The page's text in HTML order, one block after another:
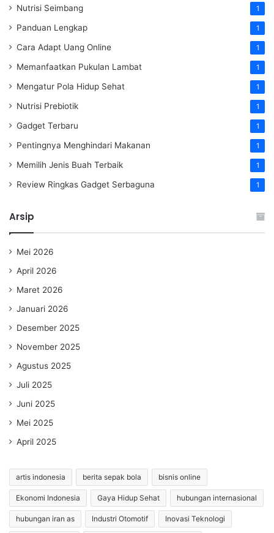
Nutrisi Seimbang 1
Panduan Lengkap 1
Cara Adapt Uang Online 1
Memanfaatkan Pukulan Lambat 1
Mengatur Pola Hidup Sehat 1
Nutrisi Prebiotik 1
Gadget Terbaru 1
Pentingnya Menghindari Makanan 1
Memilih Jenis Buah Terbaik 1
Review Ringkas Gadget Serbaguna 1
Arsip
Mei 2026
April 2026
Maret 2026
Januari 2026
Desember 2025
November 2025
Agustus 2025
Juli 2025
Juni 2025
Mei 2025
April 2025
artis indonesia berita sepak bola bisnis online
Ekonomi Indonesia Gaya Hidup Sehat hubungan internasional
hubungan iran as Industri Otomotif Inovasi Teknologi